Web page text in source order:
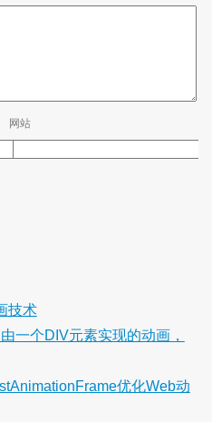
网站
技术
一个DIV元素实现的动画，
优化Web动